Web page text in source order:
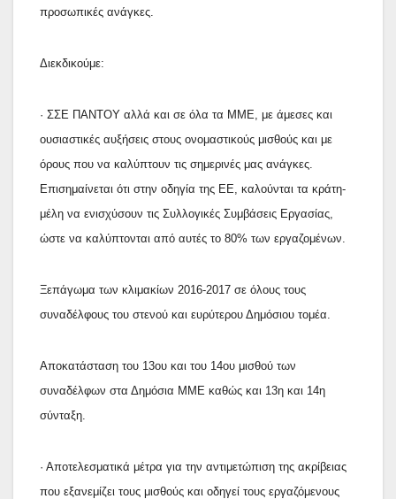
προσωπικές ανάγκες.
Διεκδικούμε:
· ΣΣΕ ΠΑΝΤΟΥ αλλά και σε όλα τα ΜΜΕ, με άμεσες και
ουσιαστικές αυξήσεις στους ονομαστικούς μισθούς και με
όρους που να καλύπτουν τις σημερινές μας ανάγκες.
Επισημαίνεται ότι στην οδηγία της ΕΕ, καλούνται τα κράτη-
μέλη να ενισχύσουν τις Συλλογικές Συμβάσεις Εργασίας,
ώστε να καλύπτονται από αυτές το 80% των εργαζομένων.
Ξεπάγωμα των κλιμακίων 2016-2017 σε όλους τους
συναδέλφους του στενού και ευρύτερου Δημόσιου τομέα.
Αποκατάσταση του 13ου και του 14ου μισθού των
συναδέλφων στα Δημόσια ΜΜΕ καθώς και 13η και 14η
σύνταξη.
· Αποτελεσματικά μέτρα για την αντιμετώπιση της ακρίβειας
που εξανεμίζει τους μισθούς και οδηγεί τους εργαζόμενους